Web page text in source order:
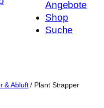
Angebote
Shop
Suche
& Abluft/ Plant Strapper